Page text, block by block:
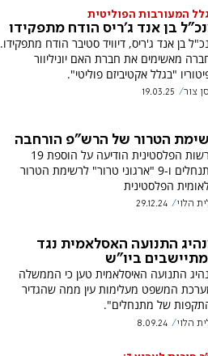
המעורבות הפוליטית
בן אנד ג'ריס הודח מתפקידו
בן אנד ג'ריס, דיוויד סטיבר הודח מתפקידו.
מאשימים את חברת האם יוניליוור
"בגלל אקטיביזם פוליטי".
צור 19.03.25
הטרור של הרש"פ הורחבה
הרשות הפלסטינית הודיעה על הוספת 19
מתנחלים ו-9 "ארגוני טרור" לרשימת הטרור
הפלסטינית
הלוי 29.12.24
התנועה האסלאמית נגד
ביו"ש
התנועה האיסלאמית טען כי הממשלה
המשפט מעלימות עין ממה שהגדיר
של מתנחלים".
הלוי 8.09.24